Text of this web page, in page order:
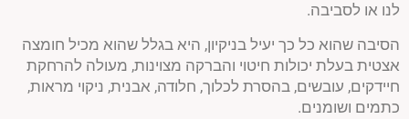
לנו או לסביבה.
הסיבה שהוא כל כך יעיל בניקיון, היא בגלל שהוא מכיל חומצה
אצטית בעלת יכולות חיטוי והברקה מצוינות, מעולה להרחקת
חיידקים, עובשים, בהסרת לכלוך, חלודה, אבנית, ניקוי מראות,
כתמים ושומנים.